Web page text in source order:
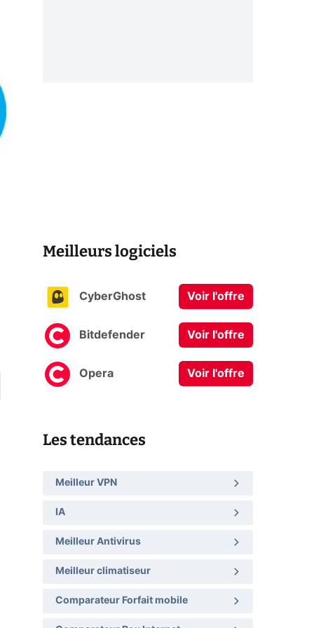
Meilleurs logiciels
CyberGhost Voir l'offre
Bitdefender Voir l'offre
Opera Voir l'offre
Les tendances
Meilleur VPN
IA
Meilleur Antivirus
Meilleur climatiseur
Comparateur Forfait mobile